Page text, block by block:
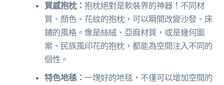
質感抱枕：抱枕絕對是軟裝界的神器！不同材
質、顏色、花紋的抱枕，可以瞬間改變沙發、床
鋪的風格。像是絲絨、亞麻材質，或是幾何圖
案、民族風印花的抱枕，都能為空間注入不同的
個性。
特色地毯：一塊好的地毯，不僅可以增加空間的